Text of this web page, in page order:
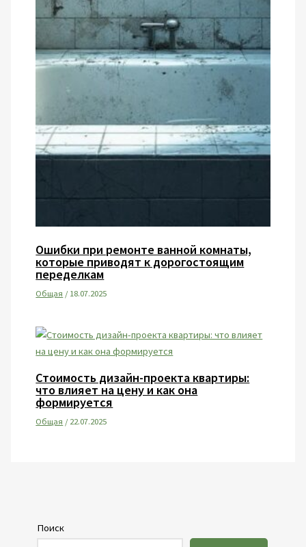
Ошибки при ремонте ванной комнаты,
которые приводят к дорогостоящим
переделкам
Общая /18.07.2025
Стоимость дизайн-проекта квартиры:
что влияет на цену и как она
формируется
Общая /22.07.2025
Поиск